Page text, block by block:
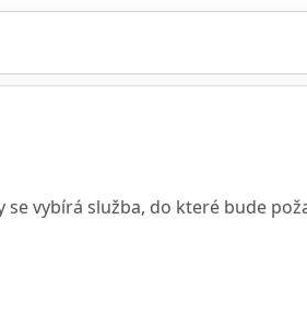
vybírá služba, do které bude